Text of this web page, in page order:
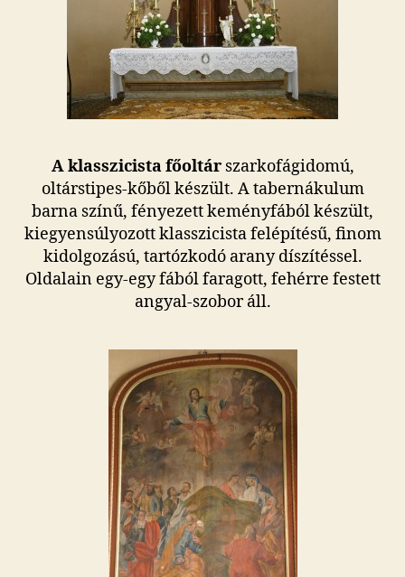
A klasszicista főoltár szarkofágidomú,
oltárstipes-kőből készült. A tabernákulum
barna színű, fényezett keményfából készült,
kiegyensúlyozott klasszicista felépítésű, finom
kidolgozású, tartózkodó arany díszítéssel.
Oldalain egy-egy fából faragott, fehérre festett
angyal-szobor áll.